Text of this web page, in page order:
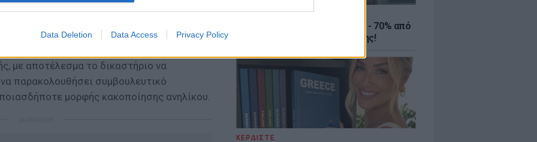
Data Deletion Data Access Privacy Policy
ΚΕΡΔΙΣΤΕ
Καλοκαιρινές εκπτώσεις έως - 70% από
τα μεγαλύτερα eshops ένδυσης!
ΚΕΡΔΙΣΤΕ
την άδεια του ή να προσποείται ότι
η οποία δεν δίστασε να καταγγείλει
με αποτέλεσμα το δικαστήριο να
παρακολουθήσει συμβουλευτικό
μορφής κακοποίησης ανηλίκου.